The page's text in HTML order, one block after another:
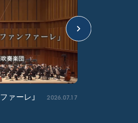
ァーレ」
2026.07.17